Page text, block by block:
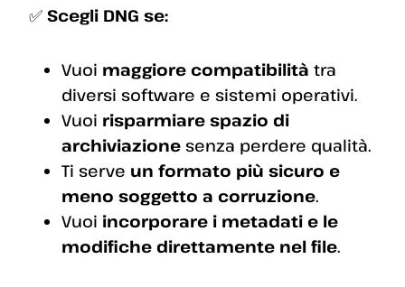
✅ Scegli DNG se:
Vuoi maggiore compatibilità tra
diversi software e sistemi operativi.
Vuoi risparmiare spazio di
archiviazione senza perdere qualità.
Ti serve un formato più sicuro e
meno soggetto a corruzione.
Vuoi incorporare i metadati e le
modifiche direttamente nel file.